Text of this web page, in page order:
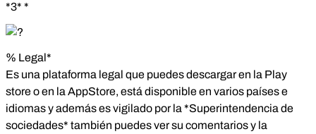
*3* *
% Legal*
Es una plataforma legal que puedes descargar en la Play
store o en la AppStore, está disponible en varios países e
idiomas y además es vigilado por la *Superintendencia de
sociedades* también puedes ver su comentarios y la